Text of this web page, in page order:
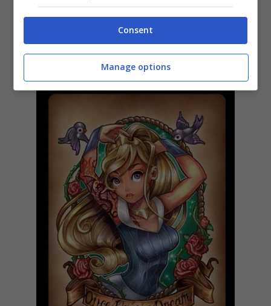
Consent
Manage options